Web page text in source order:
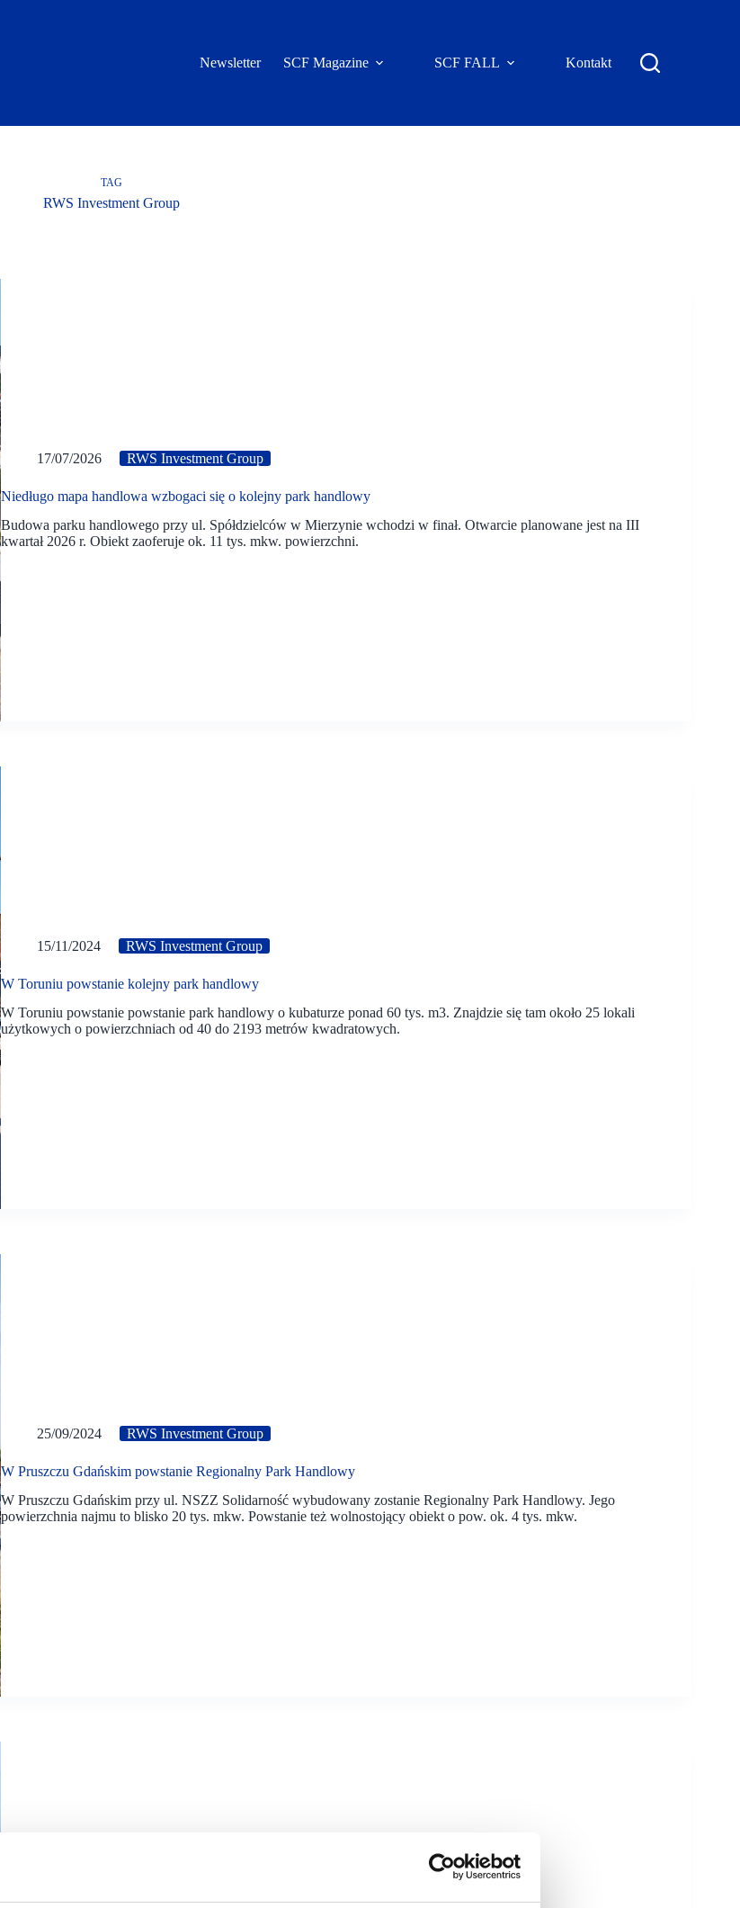
Newsletter SCF Magazine SCF FALL Kontakt
TAG
RWS Investment Group
17/07/2026 RWS Investment Group
Niedługo mapa handlowa wzbogaci się o kolejny park handlowy
Budowa parku handlowego przy ul. Spółdzielców w Mierzynie wchodzi w finał. Otwarcie planowane jest na III
kwartał 2026 r. Obiekt zaoferuje ok. 11 tys. mkw. powierzchni.
15/11/2024 RWS Investment Group
W Toruniu powstanie kolejny park handlowy
W Toruniu powstanie powstanie park handlowy o kubaturze ponad 60 tys. m3. Znajdzie się tam około 25 lokali
użytkowych o powierzchniach od 40 do 2193 metrów kwadratowych.
25/09/2024 RWS Investment Group
W Pruszczu Gdańskim powstanie Regionalny Park Handlowy
W Pruszczu Gdańskim przy ul. NSZZ Solidarność wybudowany zostanie Regionalny Park Handlowy. Jego
powierzchnia najmu to blisko 20 tys. mkw. Powstanie też wolnostojący obiekt o pow. ok. 4 tys. mkw.